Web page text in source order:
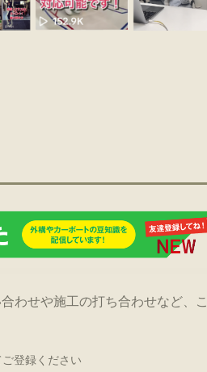
わせや施工の打ち合わせなど、こ
登録ください